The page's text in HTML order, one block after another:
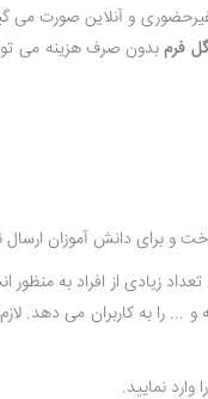
و آنلاین صورت می
فرمبدون صرف هزینه می
و برای دانش آموزان ارسال
زیادی از افراد به منظور
و ... را به کاربران می دهد.
را وارد نمایید.